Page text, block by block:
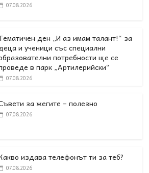
07.08.2026
ден „И аз имам талант!“ за
и ученици със специални
потребности ще се
в парк „Артилерийски“
07.08.2026
за жегите – полезно
07.08.2026
издава телефонът ти за теб?
07.08.2026